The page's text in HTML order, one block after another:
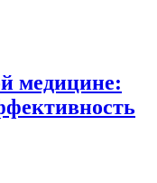
медицине: